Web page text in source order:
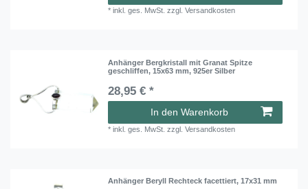
*inkl. ges. MwSt. zzgl.Versandkosten
Anhänger Bergkristall mit Granat Spitze
geschliffen, 15x63 mm, 925er Silber
28,95 € *
In den Warenkorb
*inkl. ges. MwSt. zzgl.Versandkosten
Anhänger Beryll Rechteck facettiert, 17x31 mm